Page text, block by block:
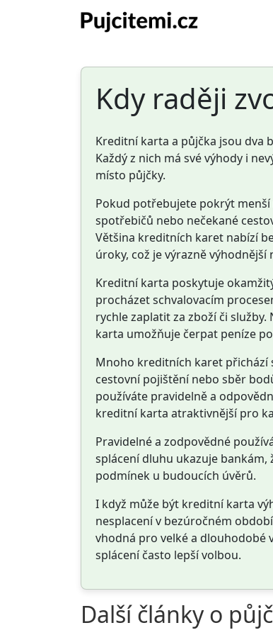
Kdy raději
Kreditní karta a půjčka jsou dva
Každý z nich má své výhody i
místo půjčky.
Pokud potřebujete pokrýt
spotřebičů nebo nečekané
Většina kreditních karet nabízí
úroky, což je výrazně
Kreditní karta poskytuje
procházet schvalovacím
rychle zaplatit za zboží či
karta umožňuje čerpat peníze
Mnoho kreditních karet přichází
cestovní pojištění nebo sběr
používáte pravidelně a
kreditní karta atraktivnější pro
Pravidelné a zodpovědné
splácení dluhu ukazuje
podmínek u budoucích úvěrů.
I když může být kreditní karta
nesplacení v bezúročném
vhodná pro velké a dlouhodobé
splácení často lepší volbou.
Další články o